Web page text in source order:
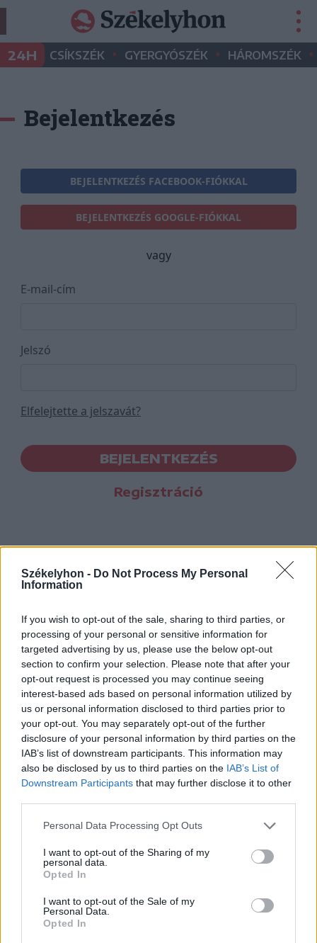
Székelyhon - Do Not Process My Personal
Information
If you wish to opt-out of the sale, sharing to third parties, or
processing of your personal or sensitive information for
targeted advertising by us, please use the below opt-out
section to confirm your selection. Please note that after your
opt-out request is processed you may continue seeing
interest-based ads based on personal information utilized by
us or personal information disclosed to third parties prior to
your opt-out. You may separately opt-out of the further
disclosure of your personal information by third parties on the
IAB’s list of downstream participants. This information may
also be disclosed by us to third parties on the IAB’s List of
Downstream Participants that may further disclose it to other
Personal Data Processing Opt Outs
I want to opt-out of the Sharing of my
personal data.
Opted In
I want to opt-out of the Sale of my
Personal Data.
Opted In
24H CSÍKSZÉK • GYERGYÓSZÉK • HÁROMSZÉK •
Bejelentkezés
BEJELENTKEZÉS FACEBOOK-FIÓKKAL
BEJELENTKEZÉS GOOGLE-FIÓKKAL
vagy
E-mail-cím
Jelszó
Elfelejtette a jelszavát?
BEJELENTKEZÉS
Regisztráció
Hasznos
Impresszum
Szerzői jogok
Adatvédelmi tájékoztató
Cookie-kezelési tájékoztató
Hozzászólási szabályzat
Nyomtatott lapjaink archívuma
Székely Hírmondó archívuma
Sütibeállítások